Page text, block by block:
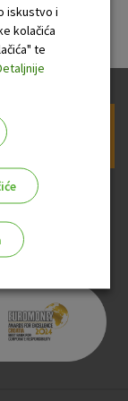
iskustvo i
kolačića
te